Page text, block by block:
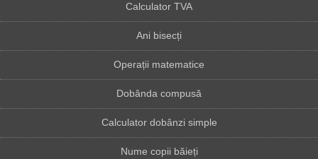
Calculator TVA
Ani bisecți
Operații matematice
Dobânda compusă
Calculator dobânzi simple
Nume copii băieți